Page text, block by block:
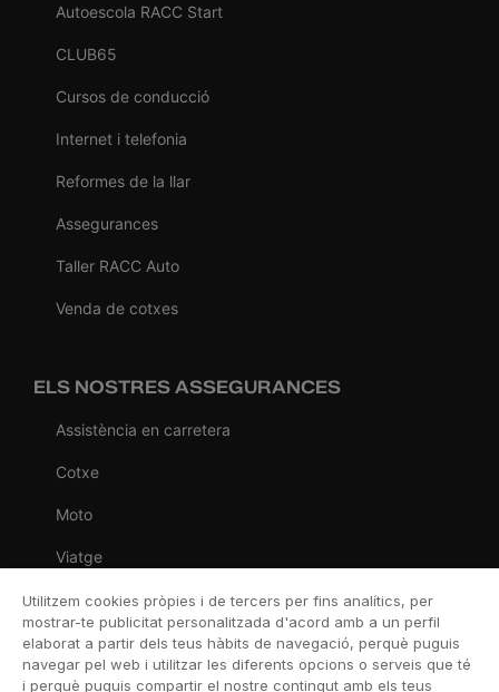
Autoescola RACC Start
CLUB65
Cursos de conducció
Internet i telefonia
Reformes de la llar
Assegurances
Taller RACC Auto
Venda de cotxes
ELS NOSTRES ASSEGURANCES
Assistència en carretera
Cotxe
Moto
Viatge
Llar
Vida
Decessos
Utilitzem cookies pròpies i de tercers per fins analítics, per
mostrar-te publicitat personalitzada d'acord amb a un perfil
elaborat a partir dels teus hàbits de navegació, perquè puguis
navegar pel web i utilitzar les diferents opcions o serveis que té
i perquè puguis compartir el nostre contingut amb els teus